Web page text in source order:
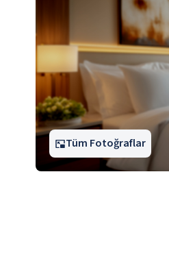
Tüm Fotoğraflar